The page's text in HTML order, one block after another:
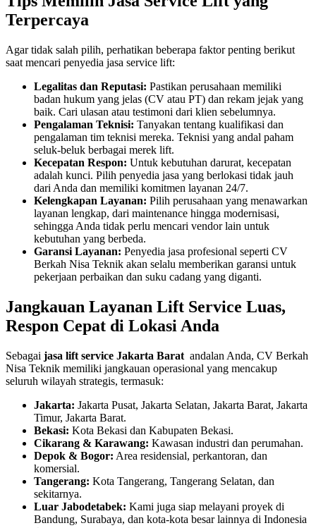
Terpercaya
Agar tidak salah pilih, perhatikan beberapa faktor penting berikut
saat mencari penyedia jasa service lift:
Legalitas dan Reputasi: Pastikan perusahaan memiliki
badan hukum yang jelas (CV atau PT) dan rekam jejak yang
baik. Cari ulasan atau testimoni dari klien sebelumnya.
Pengalaman Teknisi: Tanyakan tentang kualifikasi dan
pengalaman tim teknisi mereka. Teknisi yang andal paham
seluk-beluk berbagai merek lift.
Kecepatan Respon: Untuk kebutuhan darurat, kecepatan
adalah kunci. Pilih penyedia jasa yang berlokasi tidak jauh
dari Anda dan memiliki komitmen layanan 24/7.
Kelengkapan Layanan: Pilih perusahaan yang menawarkan
layanan lengkap, dari maintenance hingga modernisasi,
sehingga Anda tidak perlu mencari vendor lain untuk
kebutuhan yang berbeda.
Garansi Layanan: Penyedia jasa profesional seperti CV
Berkah Nisa Teknik akan selalu memberikan garansi untuk
pekerjaan perbaikan dan suku cadang yang diganti.
Jangkauan Layanan Lift Service Luas,
Respon Cepat di Lokasi Anda
Sebagai jasa lift service Jakarta Barat andalan Anda, CV Berkah
Nisa Teknik memiliki jangkauan operasional yang mencakup
seluruh wilayah strategis, termasuk:
Jakarta: Jakarta Pusat, Jakarta Selatan, Jakarta Barat, Jakarta
Timur, Jakarta Barat.
Bekasi: Kota Bekasi dan Kabupaten Bekasi.
Cikarang & Karawang: Kawasan industri dan perumahan.
Depok & Bogor: Area residensial, perkantoran, dan
komersial.
Tangerang: Kota Tangerang, Tangerang Selatan, dan
sekitarnya.
Luar Jabodetabek: Kami juga siap melayani proyek di
Bandung, Surabaya, dan kota-kota besar lainnya di Indonesia